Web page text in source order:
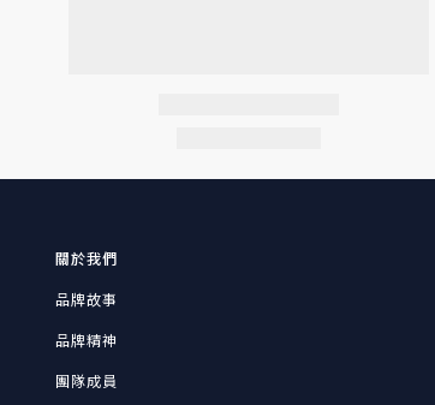
關於我們
品牌故事
品牌精神
團隊成員